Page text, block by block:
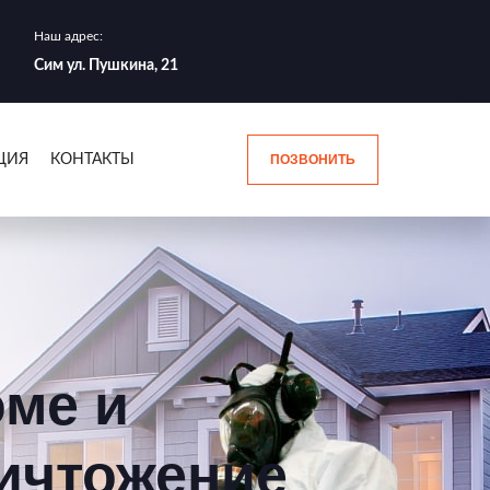
Наш адрес:
Сим ул. Пушкина, 21
КОНТАКТЫ ПОЗВОНИТЬ
и